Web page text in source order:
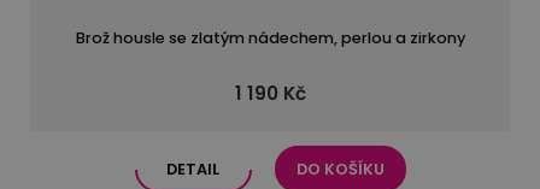
Brož housle se zlatým nádechem, perlou a zirkony
1 190 Kč
DETAIL DO KOŠÍKU